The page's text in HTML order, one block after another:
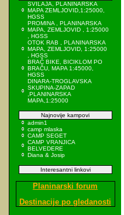
SVILAJA, PLANINARSKA
MAPA ZEMLJOVID,1:25000,
HGSS
PROMINA , PLANINARSKA
MAPA, ZEMLJOVID , 1:25000
, HGSS
OTOK RAB , PLANINARSKA
MAPA, ZEMLJOVID, 1:25000
, HGSS
BRAČ BIKE, BICIKLOM PO
BRAČU, MAPA 1:45000,
HGSS
DINARA-TROGLAVSKA
SKUPINA-ZAPAD
,PLANINARSKA
MAPA,1:25000
Najnovije kampovi
admin1
camp mlaska
CAMP SEGET
CAMP VRANJICA
BELVEDERE
Diana & Josip
Interesantni linkovi
Planinarski forum
Destinacije po gledanosti